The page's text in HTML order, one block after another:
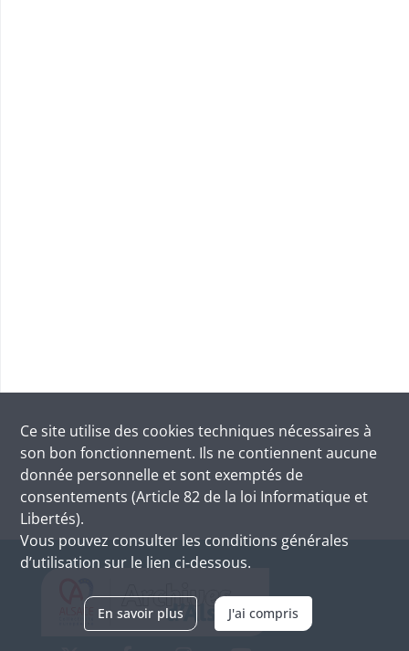
Ce site utilise des cookies techniques nécessaires à
son bon fonctionnement. Ils ne contiennent aucune
donnée personnelle et sont exemptés de
consentements (Article 82 de la loi Informatique et
Libertés).
Vous pouvez consulter les conditions générales
d’utilisation sur le lien ci-dessous.
En savoir plus J'ai compris